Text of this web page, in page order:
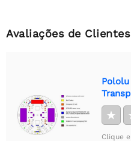
Avaliações de Clientes
Pololu
★
Clique